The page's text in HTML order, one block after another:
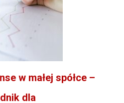
w małej spółce –
dla